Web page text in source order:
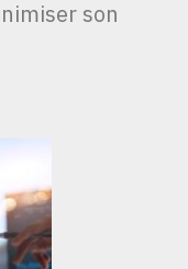
son